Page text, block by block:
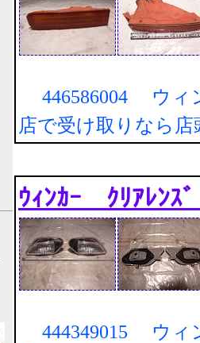
446586004 ウィ
店で受け取りなら店
ｳｨﾝｶｰ ｸﾘｱﾚﾝｽ
444349015 ウィ